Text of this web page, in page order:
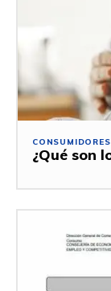
CONSUMIDORES
¿Qué son